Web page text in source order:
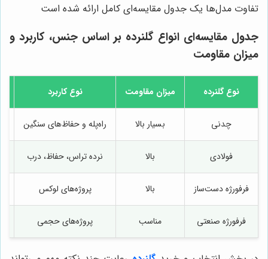
تفاوت مدل‌ها یک جدول مقایسه‌ای کامل ارائه شده است
جدول مقایسه‌ای انواع گلنرده بر اساس جنس، کاربرد و
میزان مقاومت
نوع گلنرده میزان مقاومت نوع کاربرد
چدنی بسیار بالا راه‌پله و حفاظ‌های سنگین
فولادی بالا نرده تراس، حفاظ، درب
فرفورژه دست‌ساز بالا پروژه‌های لوکس
فرفورژه صنعتی مناسب پروژه‌های حجمی